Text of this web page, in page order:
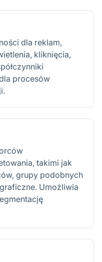
dla reklam,
kliknięcia,
procesów
takimi jak
grupy podobnych
Umożliwia